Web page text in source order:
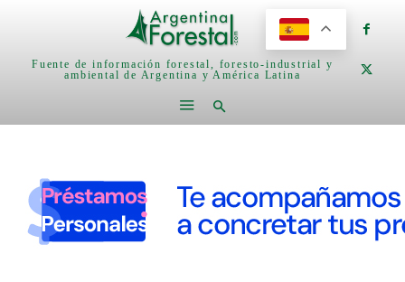
Fuente de información forestal, foresto-industrial y
ambiental de Argentina y América Latina